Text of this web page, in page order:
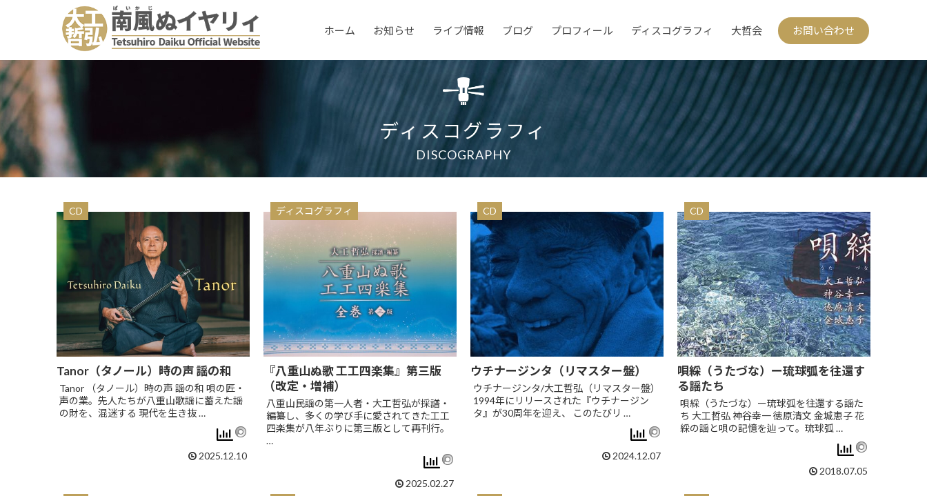
ホーム お知らせ ライブ情報 ブログ プロフィール ディスコグラフィ 大哲会 お問い合わせ
ディスコグラフィ
DISCOGRAPHY
CD
Tanor（タノール）時の声 謡の和
Tanor （タノール）時の声 謡の和 唄の匠・
声の業。先人たちが八重山歌謡に蓄えた謡
の財を、混迷する 現代を生き抜 …
2025.12.10
ディスコグラフィ
『八重山ぬ歌 工工四楽集』第三版
（改定・増補）
八重山民謡の第一人者・大工哲弘が採譜・
編纂し、多くの学び手に愛されてきた工工
四楽集が八年ぶりに第三版として再刊行。
…
2025.02.27
CD
ウチナージンタ（リマスター盤）
ウチナージンタ/大工哲弘（リマスター盤）
1994年にリリースされた『ウチナージン
タ』が30周年を迎え、 このたびリ …
2024.12.07
CD
唄綵（うたづな）ー琉球弧を往還す
る謡たち
唄綵（うたづな）ー琉球弧を往還する謡た
ち 大工哲弘 神谷幸一 徳原清文 金城恵子 花
綵の謡と唄の記憶を辿って。琉球弧 …
2018.07.05